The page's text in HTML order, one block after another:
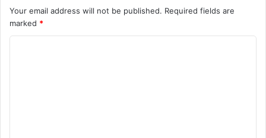
Your email address will not be published. Required fields are
marked *